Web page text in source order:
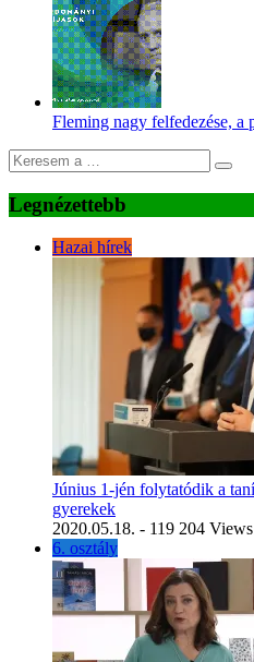
Fleming nagy felfedezése, a
Legnézettebb
Hazai hírek
Június 1-jén folytatódik a
gyerekek
2020.05.18. - 119 204 Views
6. osztály